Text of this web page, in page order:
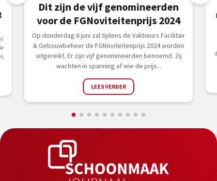
Dit zijn de vijf genomineerden
voor de FGNoviteitenprijs 2024
Op donderdag 6 juni zal tijdens de Vakbeurs Facilitair
& Gebouwbeheer de FGNoviteitenprijs 2024 worden
uitgereikt. Er zijn vijf genomineerden benoemd. Zij
wachten in spanning af wie de prijs...
LEES VERDER